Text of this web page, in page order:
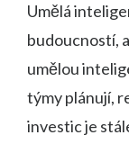
Umělá
budoucností,
umělou
týmy plánují,
investic je